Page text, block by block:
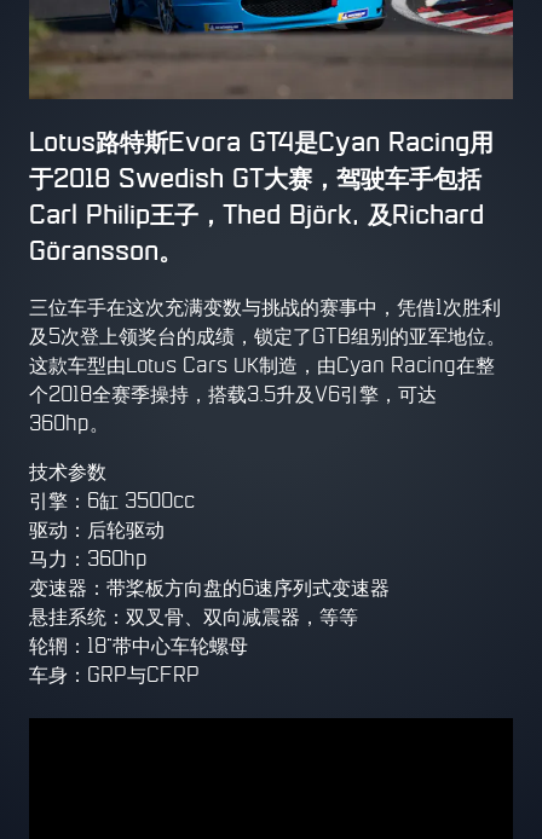
Lotus路特斯Evora GT4是Cyan Racing用
于2018 Swedish GT大赛，驾驶车手包括
Carl Philip王子，Thed Björk, 及Richard
Göransson。
三位车手在这次充满变数与挑战的赛事中，凭借1次胜利
及5次登上领奖台的成绩，锁定了GTB组别的亚军地位。
这款车型由Lotus Cars UK制造，由Cyan Racing在整
个2018全赛季操持，搭载3.5升及V6引擎，可达
360hp。
技术参数
引擎：6缸 3500cc
驱动：后轮驱动
马力：360hp
变速器：带桨板方向盘的6速序列式变速器
悬挂系统：双叉骨、双向减震器，等等
轮辋：18"带中心车轮螺母
车身：GRP与CFRP